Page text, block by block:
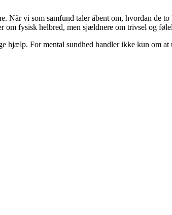
vi som samfund taler åbent om, hvordan de
om fysisk helbred, men sjældnere om trivsel og
For mental sundhed handler ikke kun om